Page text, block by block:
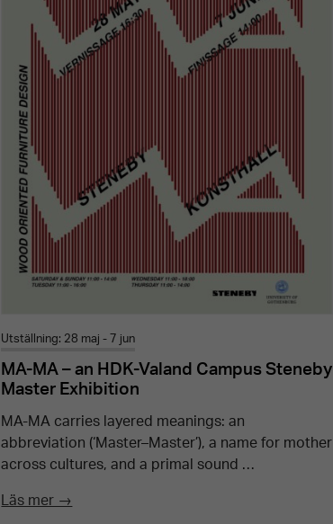
Utställning: 28 maj - 7 jun
MA-MA – an HDK-Valand Campus Steneby
Master Exhibition
MA-MA carries layered meanings: an
abbreviation (‘Master–Master’), a name for mother
across cultures, and a primal sound …
Läs mer →